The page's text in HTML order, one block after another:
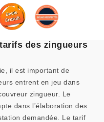
des zingueurs
il est important de
entrent en jeu dans
zingueur. Le
dans l’élaboration des
demandée. Le tarif